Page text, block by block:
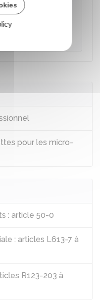
un compte
même si vous
pour les micro-
: article 50-0
: articles L613-7 à
R123-203 à